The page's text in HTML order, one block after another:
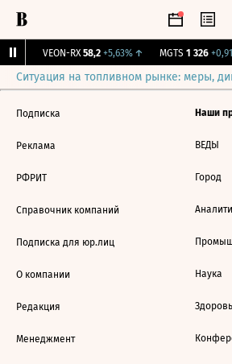
VEON-RX 58,2 +5,63%↑ MGTS 1 326
Ситуация на топливном рынке: меры,
Подписка
Реклама
РФРИТ
Справочник компаний
Подписка для юр.лиц
О компании
Редакция
Менеджмент
Наши
ВЕДЫ
Город
Наука